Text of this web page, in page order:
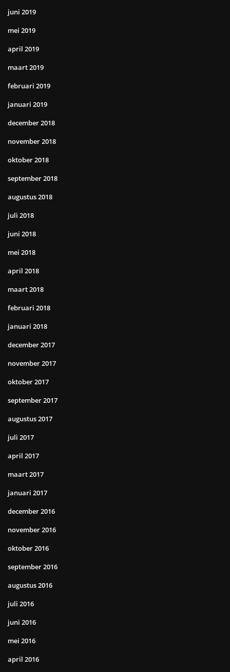
juni 2019
mei 2019
april 2019
maart 2019
februari 2019
januari 2019
december 2018
november 2018
oktober 2018
september 2018
augustus 2018
juli 2018
juni 2018
mei 2018
april 2018
maart 2018
februari 2018
januari 2018
december 2017
november 2017
oktober 2017
september 2017
augustus 2017
juli 2017
april 2017
maart 2017
januari 2017
december 2016
november 2016
oktober 2016
september 2016
augustus 2016
juli 2016
juni 2016
mei 2016
april 2016